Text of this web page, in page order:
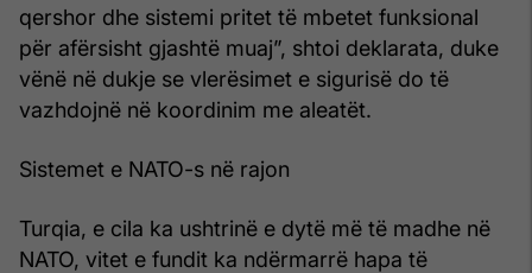
qershor dhe sistemi pritet të mbetet funksional
për afërsisht gjashtë muaj”, shtoi deklarata, duke
vënë në dukje se vlerësimet e sigurisë do të
vazhdojnë në koordinim me aleatët.
Sistemet e NATO-s në rajon
Turqia, e cila ka ushtrinë e dytë më të madhe në
NATO, vitet e fundit ka ndërmarrë hapa të